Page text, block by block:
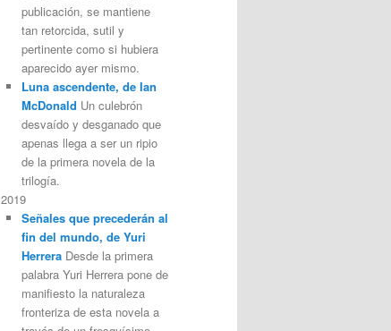
publicación, se mantiene
tan retorcida, sutil y
pertinente como si hubiera
aparecido ayer mismo.
Luna ascendente, de Ian
McDonald Un culebrón
desvaído y desganado que
apenas llega a ser un ripio
de la primera novela de la
trilogía.
2019
Señales que precederán al
fin del mundo, de Yuri
HerreraDesde la primera
palabra Yuri Herrera pone de
manifiesto la naturaleza
fronteriza de esta novela a